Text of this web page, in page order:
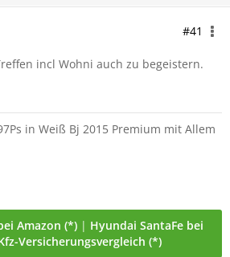
#41
incl Wohni auch zu begeistern.
in Weiß Bj 2015 Premium mit Allem
Amazon (*) | Hyundai SantaFe bei
Versicherungsvergleich (*)